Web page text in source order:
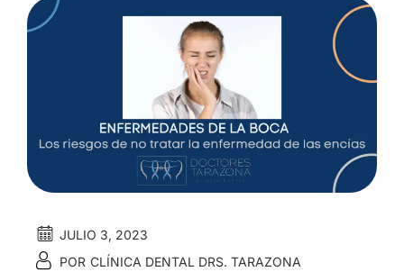
JULIO 3, 2023
POR CLÍNICA DENTAL DRS. TARAZONA